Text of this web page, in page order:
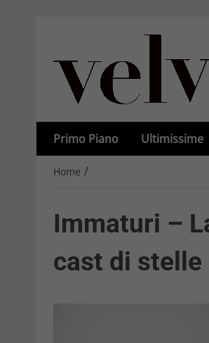
Primo Piano Ultimissime
Home /
Immaturi –
cast di stelle